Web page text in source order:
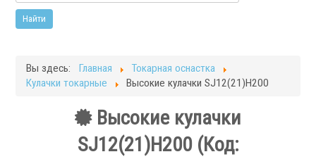
Токарные станки
Токарные станки с ЧПУ
Плоскошлифовальные станки
Запчасти для станков
Токарная оснастка
Вы здесь: Главная
Токарная оснастка
Кулачки токарные
Высокие кулачки SJ12(21)H200
Высокие кулачки
SJ12(21)H200 (Код: